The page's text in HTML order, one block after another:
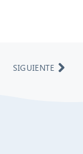
SIGUIENTE